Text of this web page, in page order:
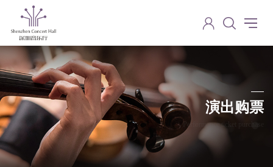
演出购票
Performance ticket purchase